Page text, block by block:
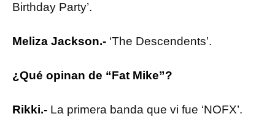
Birthday Party’.
Meliza Jackson.- ‘The Descendents’.
¿Qué opinan de “Fat Mike”?
Rikki.- La primera banda que vi fue ‘NOFX’.